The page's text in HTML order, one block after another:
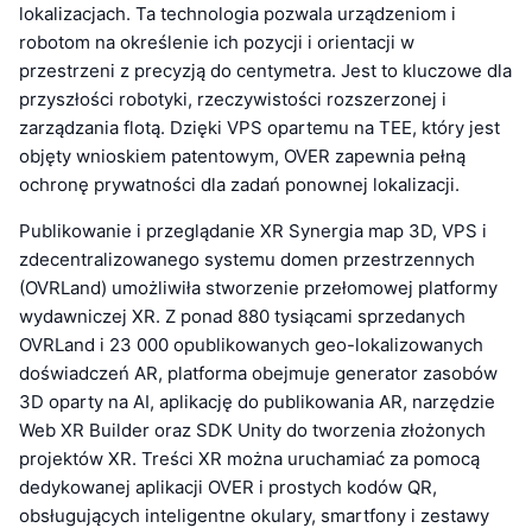
lokalizacjach. Ta technologia pozwala urządzeniom i
robotom na określenie ich pozycji i orientacji w
przestrzeni z precyzją do centymetra. Jest to kluczowe dla
przyszłości robotyki, rzeczywistości rozszerzonej i
zarządzania flotą. Dzięki VPS opartemu na TEE, który jest
objęty wnioskiem patentowym, OVER zapewnia pełną
ochronę prywatności dla zadań ponownej lokalizacji.
Publikowanie i przeglądanie XR Synergia map 3D, VPS i
zdecentralizowanego systemu domen przestrzennych
(OVRLand) umożliwiła stworzenie przełomowej platformy
wydawniczej XR. Z ponad 880 tysiącami sprzedanych
OVRLand i 23 000 opublikowanych geo-lokalizowanych
doświadczeń AR, platforma obejmuje generator zasobów
3D oparty na AI, aplikację do publikowania AR, narzędzie
Web XR Builder oraz SDK Unity do tworzenia złożonych
projektów XR. Treści XR można uruchamiać za pomocą
dedykowanej aplikacji OVER i prostych kodów QR,
obsługujących inteligentne okulary, smartfony i zestawy